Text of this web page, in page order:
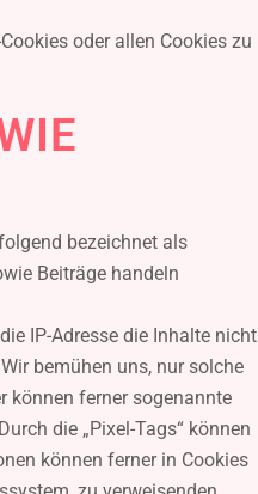
oder allen Cookies zu
bezeichnet als
Beiträge handeln
IP-Adresse die Inhalte nicht
bemühen uns, nur solche
können ferner sogenannte
die „Pixel-Tags“ können
können ferner in Cookies